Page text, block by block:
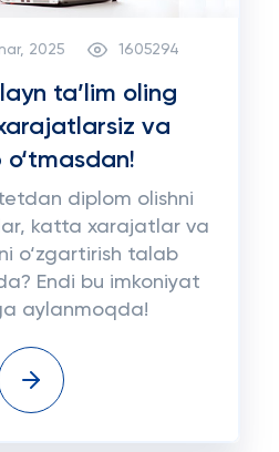
2025 1605294
ta’lim oling
va
o‘tmasdan!
diplom olishni
katta xarajatlar va
o‘zgartirish talab
Endi bu imkoniyat
aylanmoqda!